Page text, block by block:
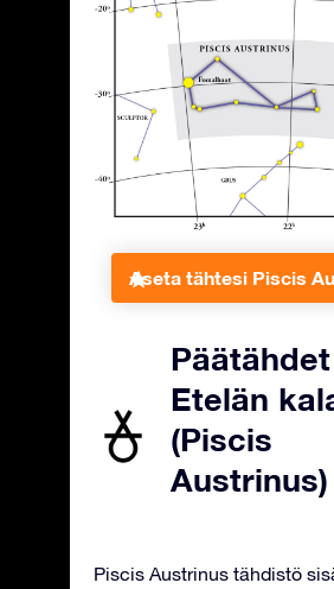
Aseta tähtesi Piscis
Päätähdet
Etelän
(Piscis
Austrinus)
Piscis Austrinus tähdistö